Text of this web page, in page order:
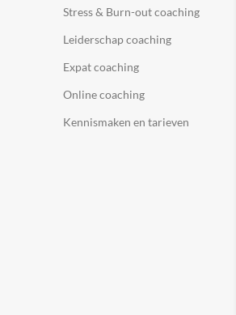
Stress & Burn-out coaching
Leiderschap coaching
Expat coaching
Online coaching
Kennismaken en tarieven